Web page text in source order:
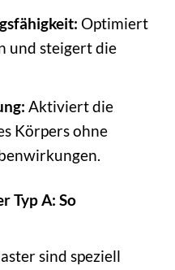
Optimiert
und steigert die
Aktiviert die
Körpers ohne
Typ A: So
sind speziell